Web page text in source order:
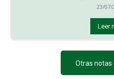
23/07/
Leer
Otras notas